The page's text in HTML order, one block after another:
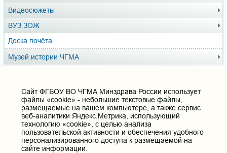
Видеосюжеты
ВУЗ ЗОЖ
Доска почёта
Музей истории ЧГМА
Полезные ссылки
Министерство здравоохранения РФ
Горячая линия для обращений в Министерство
здравоохранения Российской Федерации
Министерство науки и высшего образования РФ
Cайт ФГБОУ ВО ЧГМА Минздрава России использует
файлы «cookie» - небольшие текстовые файлы,
размещаемые на вашем компьютере, а также сервис
веб-аналитики Яндекс.Метрика, использующий
технологию «cookie», с целью анализа
пользовательской активности и обеспечения удобного
персонализированного доступа к размещаемой на
сайте информации.